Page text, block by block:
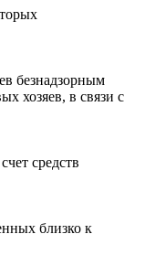
безнадзорным
хозяев, в связи с
средств
близко к